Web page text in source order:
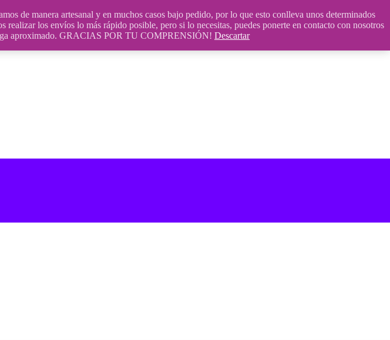
de manera artesanal y en muchos casos bajo pedido, por lo que esto conlleva unos determinados
los envíos lo más rápido posible, pero si lo necesitas, puedes ponerte en contacto con nosotros
aproximado. GRACIAS POR TU COMPRENSIÓN! Descartar